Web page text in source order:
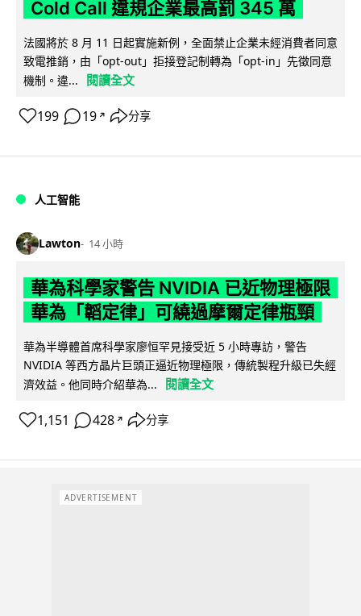
Cold Call 違規企業最高罰 345 萬
法國將於 8 月 11 日起實施新例，全面禁止企業未經消費者同意
致電推銷，由「opt-out」拒接登記制轉為「opt-in」先徵同意
機制。違...
閱讀全文
199 19 ↗ 分享
人工智能
Lawton 14 小時
華為科學家警告 NVIDIA 已近物理極限
華為「韜定律」可繞過摩爾定律瓶頸
華為半導體首席科學家廖恒罕見接受近 5 小時專訪，警告
NVIDIA 等西方晶片巨頭正逼近物理極限，傳統製程升級已失經
濟效益。他同時介紹華為...
閱讀全文
1,151 428 ↗ 分享
ADVERTISEMENT